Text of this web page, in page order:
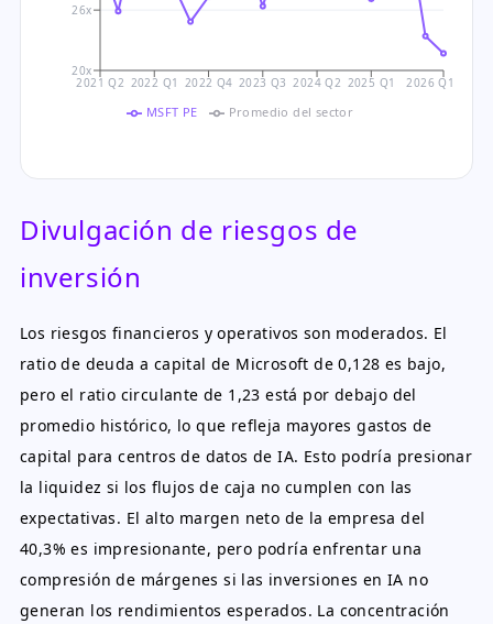
2021 Q2 2022 Q1 2022 Q4 2023 Q3 2024 Q2 2025 Q1 2026 Q1
20x
26x
MSFT PE Promedio del sector
Divulgación de riesgos de
inversión
Los riesgos financieros y operativos son moderados. El
ratio de deuda a capital de Microsoft de 0,128 es bajo,
pero el ratio circulante de 1,23 está por debajo del
promedio histórico, lo que refleja mayores gastos de
capital para centros de datos de IA. Esto podría presionar
la liquidez si los flujos de caja no cumplen con las
expectativas. El alto margen neto de la empresa del
40,3% es impresionante, pero podría enfrentar una
compresión de márgenes si las inversiones en IA no
generan los rendimientos esperados. La concentración